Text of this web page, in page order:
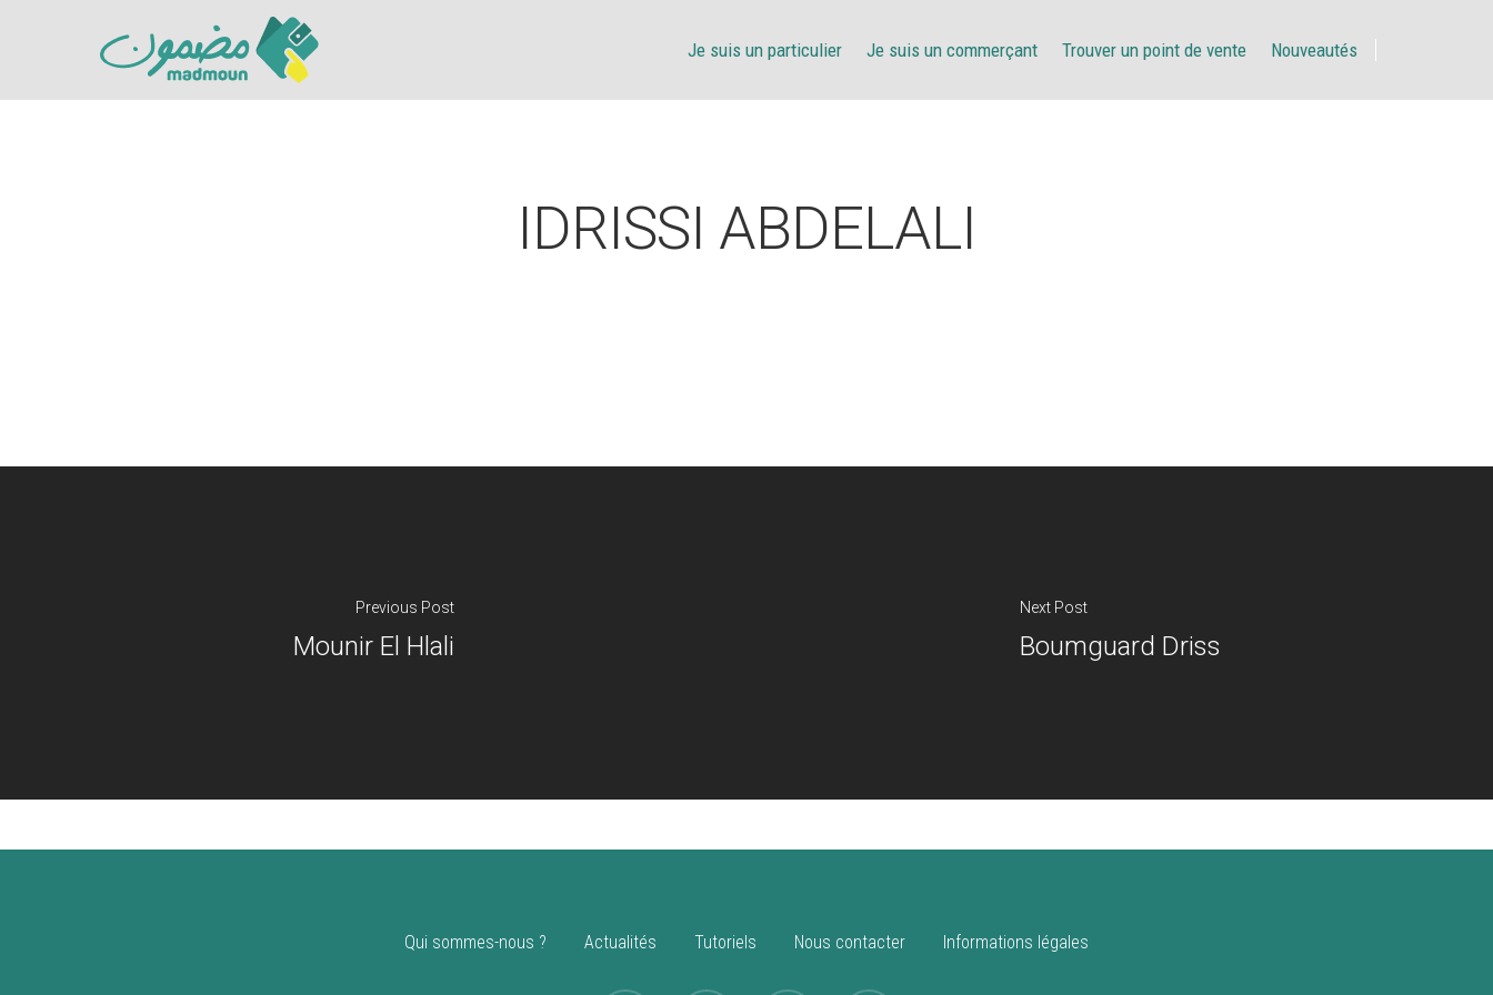
Je suis un particulier Je suis un commerçant Trouver un point de vente Nouveautés
IDRISSI ABDELALI
Previous Post
Mounir El Hlali
Next Post
Boumguard Driss
Qui sommes-nous ? Actualités Tutoriels Nous contacter Informations légales